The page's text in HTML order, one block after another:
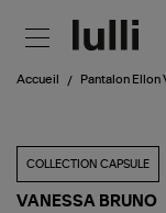
Accueil Pantalon
COLLECTION CAPSULE
VANESSA BRUNO